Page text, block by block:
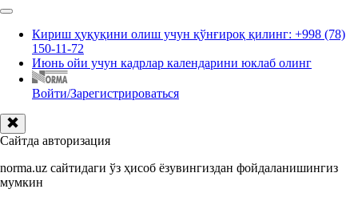
Кириш ҳуқуқини олиш учун қўнғироқ қилинг: +998 (78)
150-11-72
Июнь ойи учун кадрлар календарини юклаб олинг
Войти/Зарегистрироваться
Сайтда авторизация
norma.uz сайтидаги ўз ҳисоб ёзувингиздан фойдаланишингиз
мумкин